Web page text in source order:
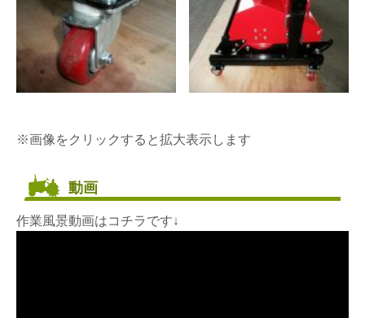
※画像をクリックすると拡大表示します
動画
作業風景動画はコチラです↓